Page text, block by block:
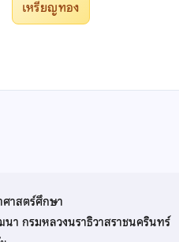
เหรียญทอง
าสตร์ศึกษา
า กรมหลวงนราธิวาสราชนครินทร์